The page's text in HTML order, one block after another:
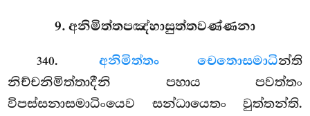
9. අනිමිත්තපඤ්හාසුත්තවණ්ණනා
340.අනිමිත්තං චෙතොසමාධින්ති
නිච්චනිමිත්තාදීනි පහාය පවත්තං
විපස්සනාසමාධිංයෙව සන්ධායෙතං වුත්තන්ති.